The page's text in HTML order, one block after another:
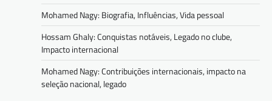
Mohamed Nagy: Biografia, Influências, Vida pessoal
Hossam Ghaly: Conquistas notáveis, Legado no clube,
Impacto internacional
Mohamed Nagy: Contribuições internacionais, impacto na
seleção nacional, legado